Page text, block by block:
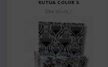
KUTIJA COLOR S
Šifra: 35249_1